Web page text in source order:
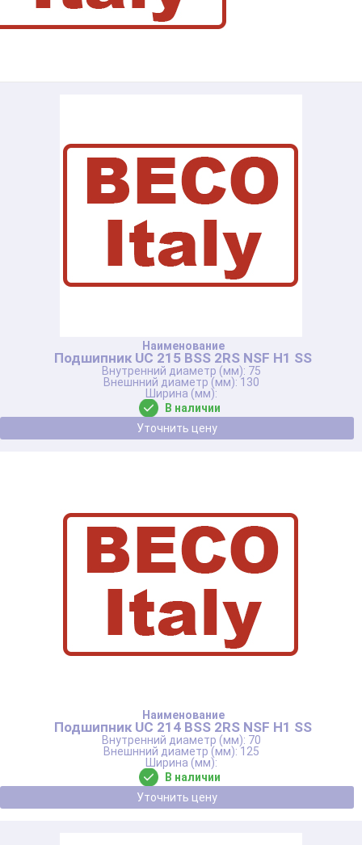
Подшипник UC 215 BSS 2RS NSF H1 SS
75
130
В наличии
Уточнить цену
Подшипник UC 214 BSS 2RS NSF H1 SS
70
125
В наличии
Уточнить цену